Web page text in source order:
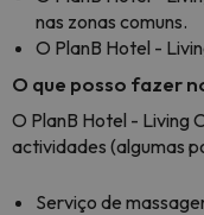
nas zonas comuns.
O PlanB Hotel -
O que posso fazer
O PlanB Hotel - Living
actividades (algumas
Serviço de